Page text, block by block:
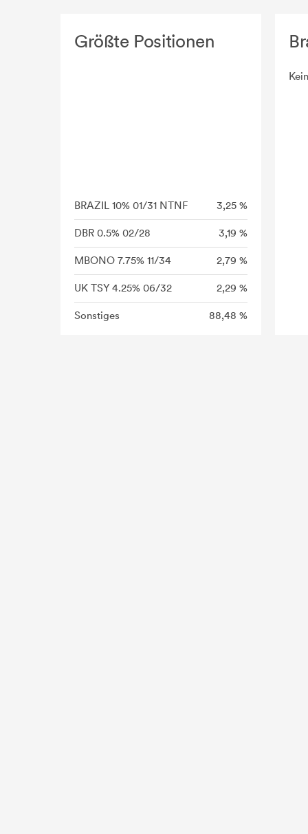
Größte Positionen
BRAZIL 10% 01/31 NTNF 3,25 %
DBR 0.5% 02/28 3,19 %
MBONO 7.75% 11/34 2,79 %
UK TSY 4.25% 06/32 2,29 %
Sonstiges 88,48 %